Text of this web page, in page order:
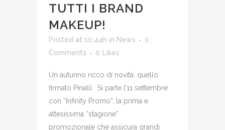
TUTTI I BRAND
MAKEUP!
Posted at 10:44h in News
0
Comments
0 Likes
Un autunno ricco di novità, quello
firmato Pinalli. Si parte l’11 settembre
con “Infinity Promo”, la prima e
attesissima “stagione”
promozionale che assicura grandi